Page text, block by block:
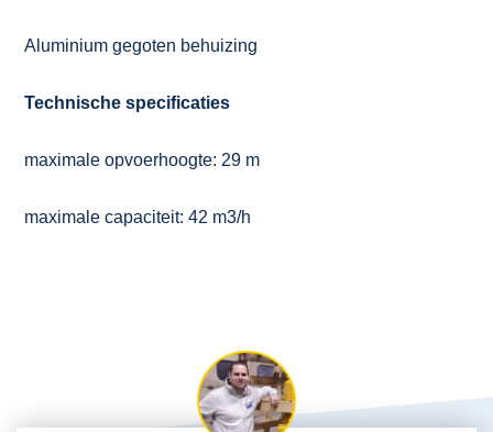
Aluminium gegoten behuizing
Technische specificaties
maximale opvoerhoogte: 29 m
maximale capaciteit: 42 m3/h